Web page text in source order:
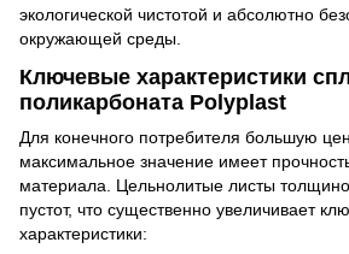
экологической чистотой и абсолютно
окружающей среды.
Ключевые характеристики
поликарбоната Polyplast
Для конечного потребителя большую
максимальное значение имеет
материала. Цельнолитые листы
пустот, что существенно увеличивает
характеристики: